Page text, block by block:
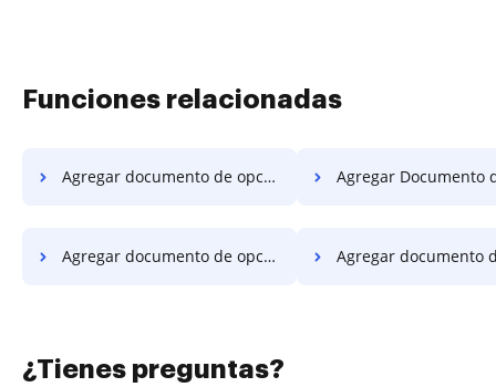
Funciones relacionadas
Agregar documento de opción seleccionada en la tableta Agregar Documento de Opción Seleccionada
Agregar documento de opción seleccionada en Macbook Agregar documento de opción seleccionada
¿Tienes preguntas?